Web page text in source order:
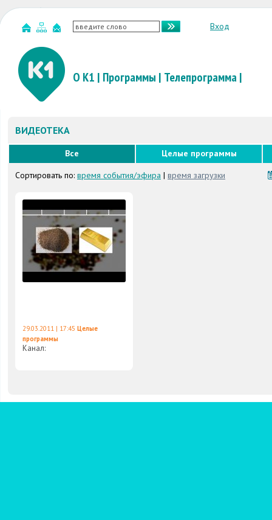
Вход
О К1 | Программы | Телепрограмма|
ВИДЕОТЕКА
Все
Целые программы
Сортировать по: время события/эфира | время загрузки
29.03.2011 | 17:45 Целые
программы
Канал: